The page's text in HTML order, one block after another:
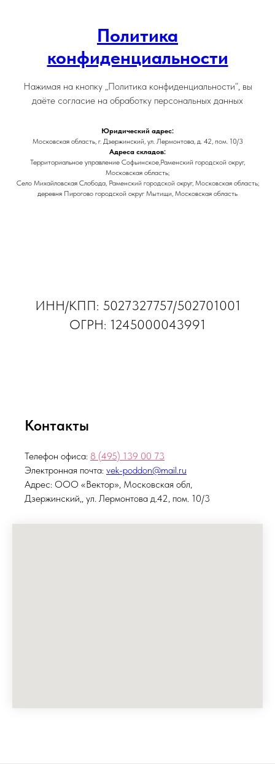
Политика
конфиденциальности
Нажимая на кнопку „Политика конфиденциальности“, вы
даёте согласие на обработку персональных данных
Юридический адрес:
Московская область, г. Дзержинский, ул. Лермонтова, д. 42, пом. 10/3
Адреса складов:
Территориальное управление Софьинское,Раменский городской округ,
Московская область;
Село Михайловская Слобода, Раменский городской округ, Московская область;
деревня Пирогово городской округ Мытищи, Московская область
ИНН/КПП: 5027327757/502701001
ОГРН: 1245000043991
Контакты
Телефон офиса: 8 (495) 139 00 73
Электронная почта: vek-poddon@mail.ru
Адрес: ООО «Вектор», Московская обл,
Дзержинский,, ул. Лермонтова д.42, пом. 10/3